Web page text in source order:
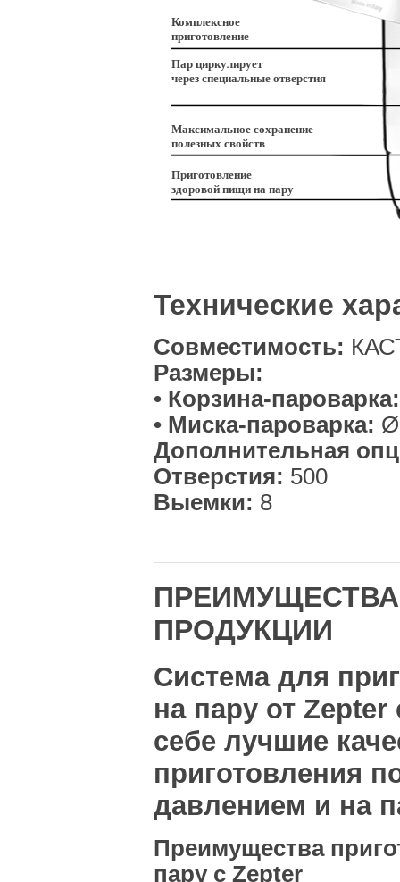
Комплексное
приготовление
Пар циркулирует
через специальные отверстия
Максимальное сохранение
полезных свойств
Приготовление
здоровой пищи на пару
Технические
Совместимость:
Размеры:
• Корзина-
• Миска-пароварка: Ø
Дополнительная
Отверстия: 500
Выемки: 8
ПРЕИМУЩЕСТВА
ПРОДУКЦИИ
Система для
на пару от Zepter
себе лучшие
приготовления
давлением и на
Преимущества
пару с Zepter